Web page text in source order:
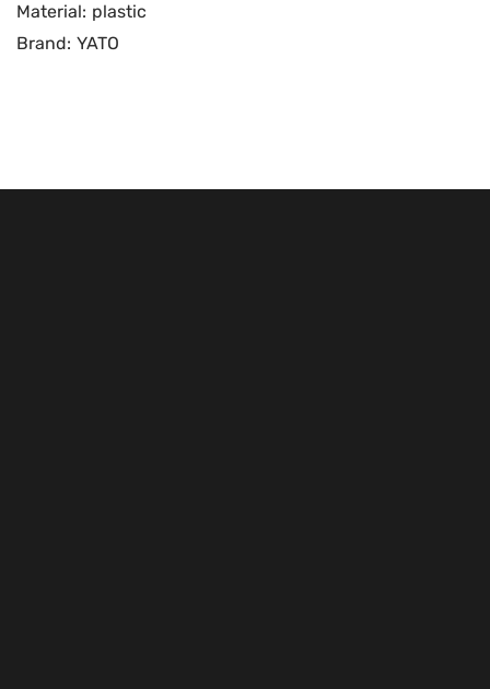
Material: plastic
Brand: YATO